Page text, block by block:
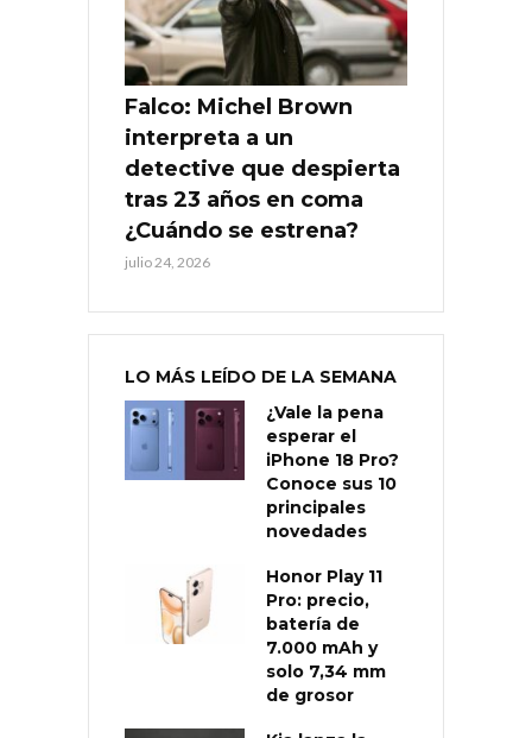
Falco: Michel Brown
interpreta a un
detective que despierta
tras 23 años en coma
¿Cuándo se estrena?
julio 24, 2026
LO MÁS LEÍDO DE LA SEMANA
¿Vale la pena
esperar el
iPhone 18 Pro?
Conoce sus 10
principales
novedades
Honor Play 11
Pro: precio,
batería de
7.000 mAh y
solo 7,34 mm
de grosor